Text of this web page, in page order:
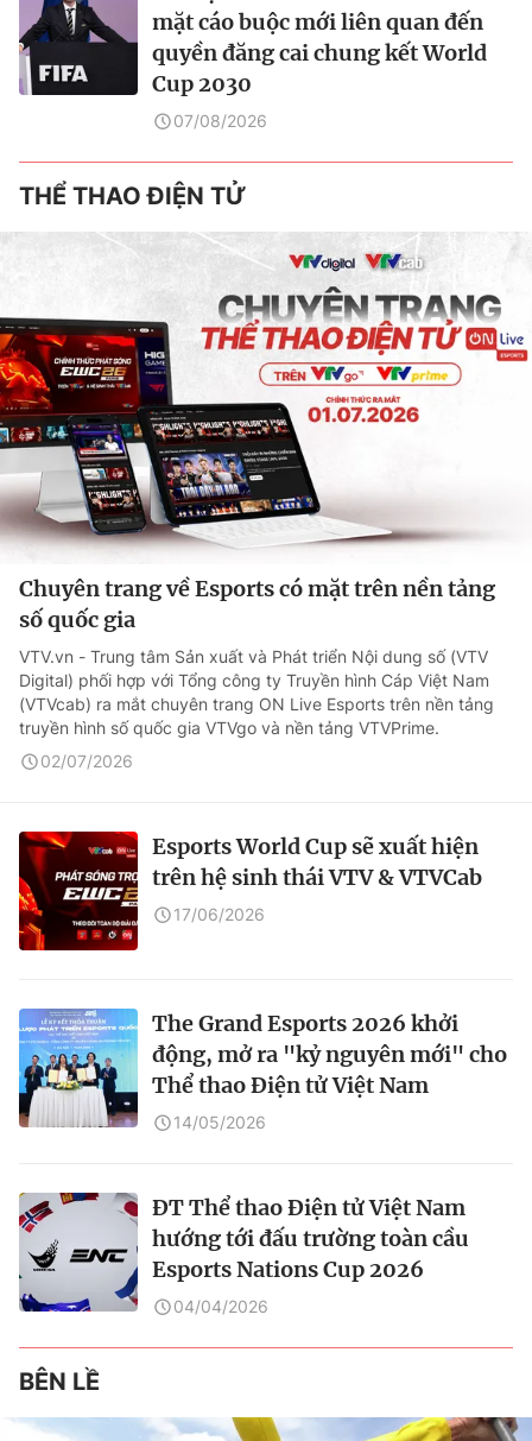
mặt cáo buộc mới liên quan đến
quyền đăng cai chung kết World
Cup 2030
07/08/2026
THỂ THAO ĐIỆN TỬ
Chuyên trang về Esports có mặt trên nền tảng
số quốc gia
VTV.vn - Trung tâm Sản xuất và Phát triển Nội dung số (VTV
Digital) phối hợp với Tổng công ty Truyền hình Cáp Việt Nam
(VTVcab) ra mắt chuyên trang ON Live Esports trên nền tảng
truyền hình số quốc gia VTVgo và nền tảng VTVPrime.
02/07/2026
Esports World Cup sẽ xuất hiện
trên hệ sinh thái VTV & VTVCab
17/06/2026
The Grand Esports 2026 khởi
động, mở ra "kỷ nguyên mới" cho
Thể thao Điện tử Việt Nam
14/05/2026
ĐT Thể thao Điện tử Việt Nam
hướng tới đấu trường toàn cầu
Esports Nations Cup 2026
04/04/2026
BÊN LỀ